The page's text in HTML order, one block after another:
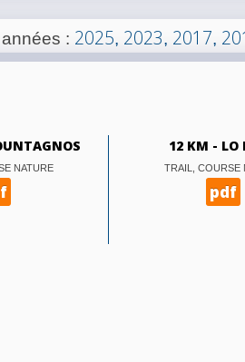
: 2025, 2023, 2017,
NATURE
12 KM - LO
TRAIL, COURSE
pdf